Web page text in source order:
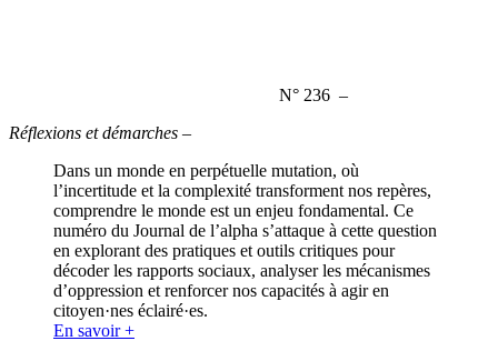
N° 236 –
Réflexions et démarches –
Dans un monde en perpétuelle mutation, où
l’incertitude et la complexité transforment nos repères,
comprendre le monde est un enjeu fondamental. Ce
numéro du Journal de l’alpha s’attaque à cette question
en explorant des pratiques et outils critiques pour
décoder les rapports sociaux, analyser les mécanismes
d’oppression et renforcer nos capacités à agir en
citoyen·nes éclairé·es.
En savoir +